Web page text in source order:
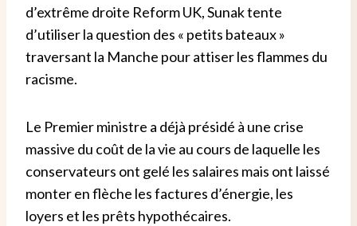
d’extrême droite Reform UK, Sunak tente
d’utiliser la question des « petits bateaux »
traversant la Manche pour attiser les flammes du
racisme.
Le Premier ministre a déjà présidé à une crise
massive du coût de la vie au cours de laquelle les
conservateurs ont gelé les salaires mais ont laissé
monter en flèche les factures d’énergie, les
loyers et les prêts hypothécaires.